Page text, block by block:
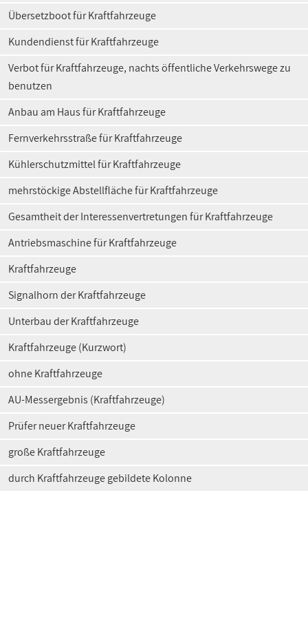
Übersetzboot für Kraftfahrzeuge
Kundendienst für Kraftfahrzeuge
Verbot für Kraftfahrzeuge, nachts öffentliche Verkehrswege zu
benutzen
Anbau am Haus für Kraftfahrzeuge
Fernverkehrsstraße für Kraftfahrzeuge
Kühlerschutzmittel für Kraftfahrzeuge
mehrstöckige Abstellfläche für Kraftfahrzeuge
Gesamtheit der Interessenvertretungen für Kraftfahrzeuge
Antriebsmaschine für Kraftfahrzeuge
Kraftfahrzeuge
Signalhorn der Kraftfahrzeuge
Unterbau der Kraftfahrzeuge
Kraftfahrzeuge (Kurzwort)
ohne Kraftfahrzeuge
AU-Messergebnis (Kraftfahrzeuge)
Prüfer neuer Kraftfahrzeuge
große Kraftfahrzeuge
durch Kraftfahrzeuge gebildete Kolonne